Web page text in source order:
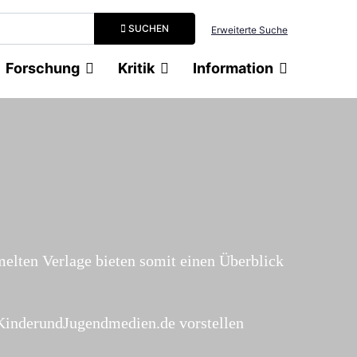
SUCHEN Erweiterte Suche
Forschung Kritik Information
Verlage bieten somit einen Überblick
vorstellen